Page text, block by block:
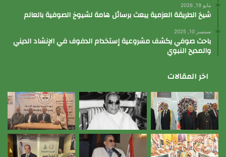
مايو 19, 2026
شيخ الطريقة العزمية يبعث برسائل هامة لشيوخ الصوفية بالعالم
سبتمبر 10, 2025
باحث صوفي يكشف مشروعية إستخدام الدفوف في الإنشاد الديني
والمديح النبوي
اخر المقالات